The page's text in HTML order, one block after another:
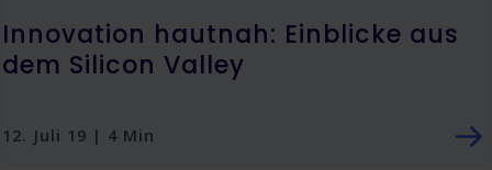
Innovation hautnah: Einblicke aus
dem Silicon Valley
12. Juli 19 | 4 Min